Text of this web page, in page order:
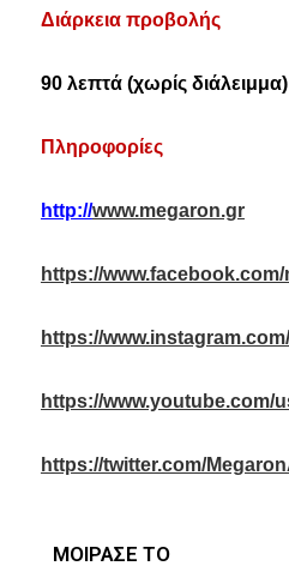
Διάρκεια προβολής
90 λεπτά (χωρίς διάλειμμα)
Πληροφορίες
http://www.megaron.gr
https://
https://
https://www.youtube.com/
https://twitter.com/
ΜΟΙΡΑΣΕ ΤΟ